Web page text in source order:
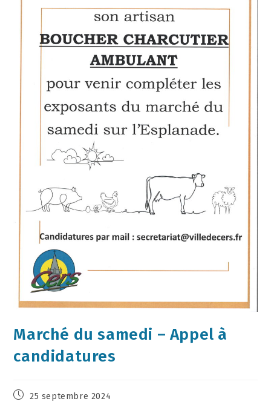
Marché du samedi – Appel à
candidatures
25 septembre 2024